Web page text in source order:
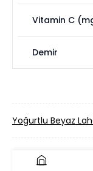
Vitamin C
Demir
Yoğurtlu Beyaz